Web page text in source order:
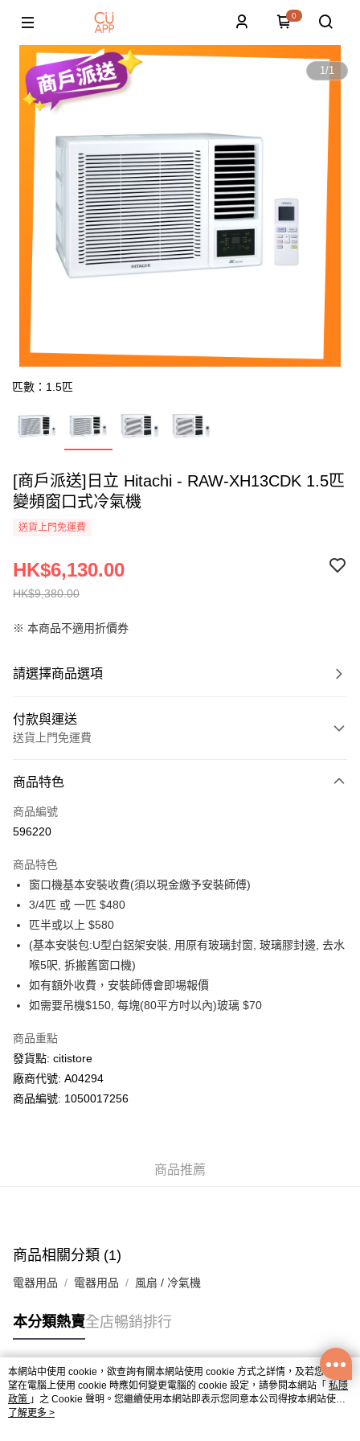
0
1/1
匹數：1.5匹
[商戶派送]日立 Hitachi - RAW-XH13CDK 1.5匹
變頻窗口式冷氣機
送貨上門免運費
HK$9,380.00
HK$6,130.00
※ 本商品不適用折價券
請選擇商品選項
付款與運送
送貨上門免運費
信用卡
AlipayHK
WeChat Pay
送貨方式
供應商送貨上門 (此產品會以獨立訂單處理)
免運費
商品特色
商品編號
596220
商品特色
窗口機基本安裝收費(須以現金繳予安裝師傅)
3/4匹 或 一匹 $480
匹半或以上 $580
(基本安裝包:U型白鋁架安裝, 用原有玻璃封窗, 玻璃膠封邊, 去水
喉5呎, 拆搬舊窗口機)
如有額外收費，安裝師傅會即埸報價
如需要吊機$150, 每塊(80平方吋以內)玻璃 $70
商品重點
發貨點: citistore
廠商代號: A04294
商品編號: 1050017256
商品推薦
商品相關分類 (1)
電器用品 電器用品 風扇 / 冷氣機
本分類熱賣全店暢銷排行
熱門標籤
熱銷排行
本網站中使用 cookie，欲查詢有關本網站使用 cookie 方式之詳情，及若您不希
望在電腦上使用 cookie 時應如何變更電腦的 cookie 設定，請參閱本網站「 私隱
政策 」之 Cookie 聲明。您繼續使用本網站即表示您同意本公司得按本網站使用
條款之 Cookie 聲明使用 cookie。
了解更多 >